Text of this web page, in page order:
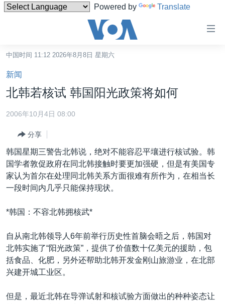
Powered by Translate
碍
链
接
跳
转
容
跳
转
航
索
港澳
国际
最新国际新闻
印太
中东
非洲
美洲
分类新闻
经济·金融·贸易
人权·法律·宗教
军事
劳工
美中关系
热点专题
国会报道
美中关系
埃博拉疫情
VOA今日焦点
中文广播
关注我们
中国时间 11:12 2026年8月8日 星期六
新闻
北韩若核试 韩国阳光政策将如何
2006年10月4日 08:00
分享
韩国星期三警告北韩说，绝对不能容忍平壤进行核试验。韩
国学者敦促政府在同北韩接触时要更加强硬，但是有美国专
家认为首尔在处理同北韩关系方面很难有所作为，在相当长
一段时间内几乎只能保持现状。
*韩国：不容北韩拥核武*
自从南北韩领导人6年前举行历史性首脑会晤之后，韩国对
北韩实施了“阳光政策”，提供了价值数十亿美元的援助，包
括食品、化肥，另外还帮助北韩开发金刚山旅游业，在北部
兴建开城工业区。
但是，最近北韩在导弹试射和核试验方面做出的种种姿态让